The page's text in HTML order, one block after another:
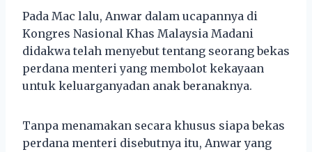
Pada Mac lalu, Anwar dalam ucapannya di
Kongres Nasional Khas Malaysia Madani
didakwa telah menyebut tentang seorang bekas
perdana menteri yang membolot kekayaan
untuk keluarganyadan anak beranaknya.
Tanpa menamakan secara khusus siapa bekas
perdana menteri disebutnya itu, Anwar yang